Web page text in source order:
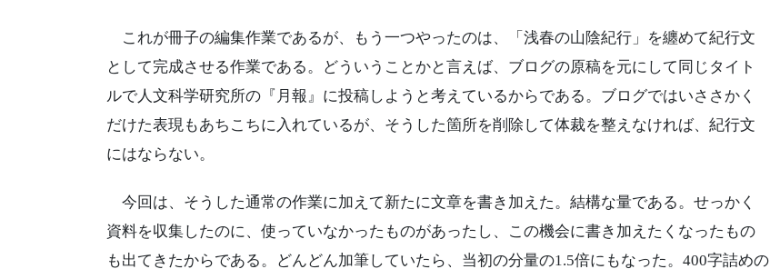
これが冊子の編集作業であるが、もう一つやったのは、「浅春の山陰紀行」を纏めて紀行文
として完成させる作業である。どういうことかと言えば、ブログの原稿を元にして同じタイト
ルで人文科学研究所の『月報』に投稿しようと考えているからである。ブログではいささかく
だけた表現もあちこちに入れているが、そうした箇所を削除して体裁を整えなければ、紀行文
にはならない。
今回は、そうした通常の作業に加えて新たに文章を書き加えた。結構な量である。せっかく
資料を収集したのに、使っていなかったものがあったし、この機会に書き加えたくなったもの
も出てきたからである。どんどん加筆していたら、当初の分量の1.5倍にもなった。400字詰めの